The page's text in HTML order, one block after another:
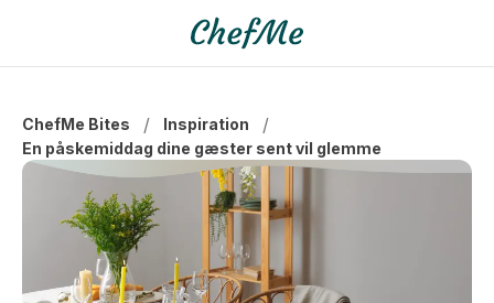
ChefMe Bites / Inspiration /
En påskemiddag dine gæster sent vil glemme